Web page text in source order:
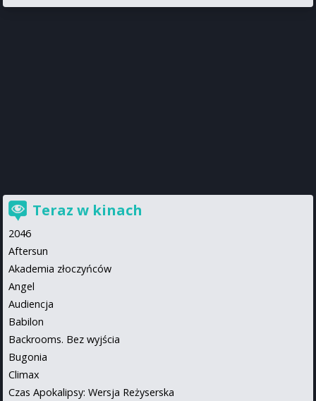
Teraz w kinach
2046
Aftersun
Akademia złoczyńców
Angel
Audiencja
Babilon
Backrooms. Bez wyjścia
Bugonia
Climax
Czas Apokalipsy: Wersja Reżyserska